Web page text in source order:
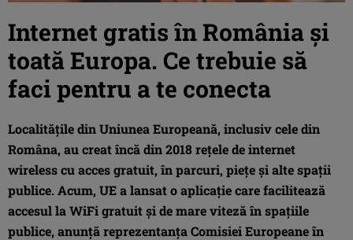
Internet gratis în România și
toată Europa. Ce trebuie să
faci pentru a te conecta
Localitățile din Uniunea Europeană, inclusiv cele din
Româna, au creat încă din 2018 rețele de internet
wireless cu acces gratuit, în parcuri, piețe și alte spații
publice. Acum, UE a lansat o aplicație care facilitează
accesul la WiFi gratuit și de mare viteză în spațiile
publice, anunță reprezentanța Comisiei Europeane în